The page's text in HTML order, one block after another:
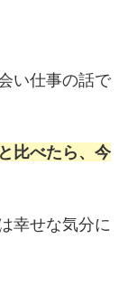
い仕事の話で
比べたら、今
幸せな気分に